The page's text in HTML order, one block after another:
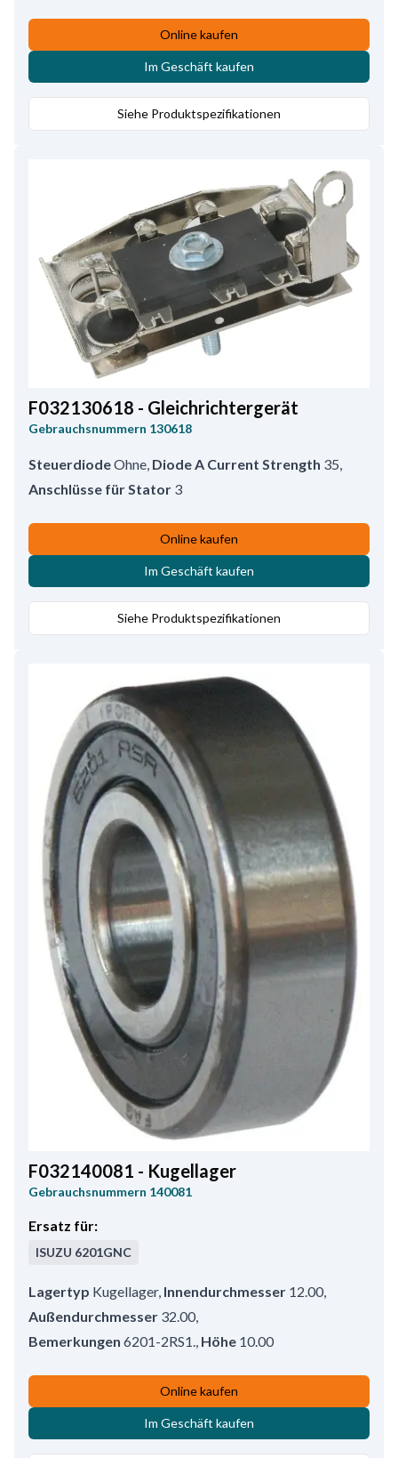
Nissan, Chevrolet, Sabaru,
Anschluss Nr. 1
B+M5,UmlaufsrichtungCR,
Größe Haltearmloch 1
8.00 Breite/Halterarm
D+ GrößeStecker,Volt14,Amp.35,
B+ Position15
Online kaufen
Im Geschäft kaufen
Siehe Produktspezifikationen
F032130618 - Gleichrichtergerät
Gebrauchsnummern 130618
SteuerdiodeOhne, Diode A Current Strength 35,
Anschlüsse für Stator 3
Online kaufen
Im Geschäft kaufen
Siehe Produktspezifikationen
F032140081 - Kugellager
Gebrauchsnummern 140081
Ersatz für:
ISUZU 6201GNC
Lagertyp Kugellager, Innendurchmesser 12.00,
Außendurchmesser 32.00,
Bemerkungen 6201-2RS1. Höhe 10.00
Online kaufen
Im Geschäft kaufen